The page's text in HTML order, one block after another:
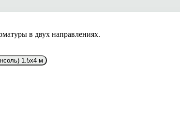
в двух направлениях.
1.5x4 м